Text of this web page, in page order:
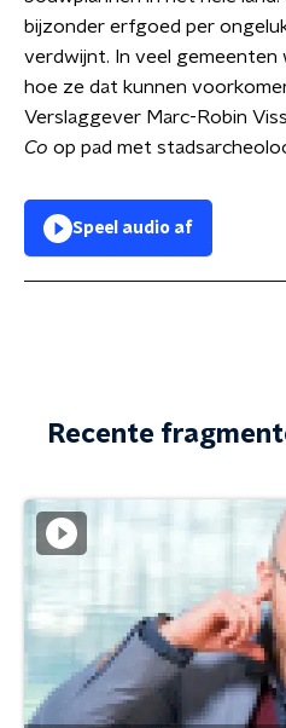
bijzonder erfgoed per
verdwijnt. In veel gemeenten
hoe ze dat kunnen
Verslaggever Marc-Robin
Co op pad met
Speel audio af
Recente